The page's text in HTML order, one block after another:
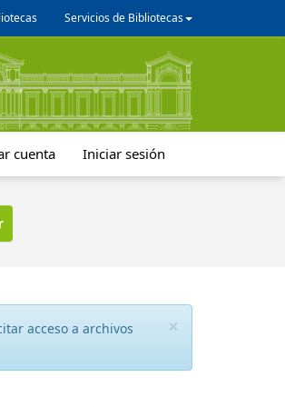
Servicios de Bibliotecas
cuenta Iniciar sesión
×
acceso a archivos